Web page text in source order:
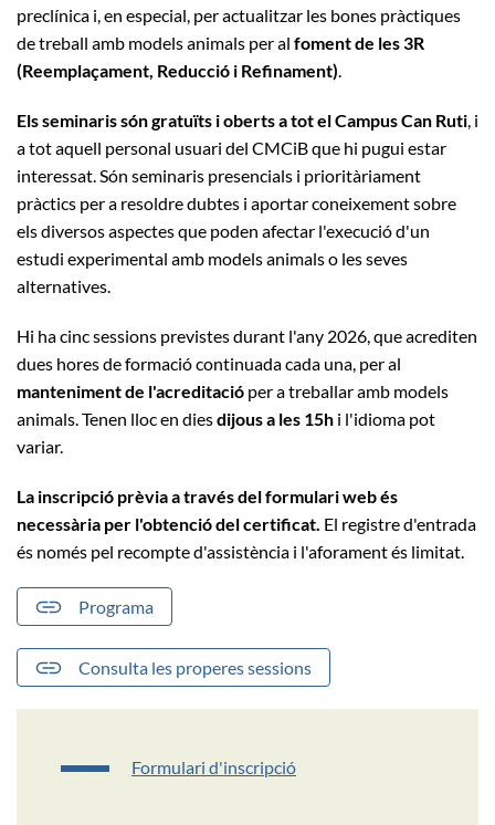
preclínica i, en especial, per actualitzar les bones pràctiques
de treball amb models animals per al foment de les 3R
(Reemplaçament, Reducció i Refinament).
Els seminaris són gratuïts i oberts a tot el Campus Can Ruti, i
a tot aquell personal usuari del CMCiB que hi pugui estar
interessat. Són seminaris presencials i prioritàriament
pràctics per a resoldre dubtes i aportar coneixement sobre
els diversos aspectes que poden afectar l'execució d'un
estudi experimental amb models animals o les seves
alternatives.
Hi ha cinc sessions previstes durant l'any 2026, que acrediten
dues hores de formació continuada cada una, per al
manteniment de l'acreditació per a treballar amb models
animals. Tenen lloc en diesdijous a les 15h i l'idioma pot
variar.
La inscripció prèvia a través del formulari web és
necessària per l'obtenció del certificat. El registre d'entrada
és només pel recompte d'assistència i l'aforament és limitat.
Programa
Consulta les properes sessions
Formulari d'inscripció